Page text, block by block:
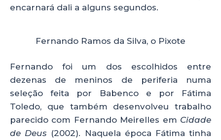
encarnará dali a alguns segundos.
Fernando Ramos da Silva, o Pixote
Fernando foi um dos escolhidos entre
dezenas de meninos de periferia numa
seleção feita por Babenco e por Fátima
Toledo, que também desenvolveu trabalho
parecido com Fernando Meirelles em Cidade
de Deus (2002). Naquela época Fátima tinha